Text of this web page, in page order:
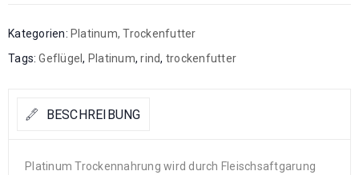
Kategorien: Platinum,Trockenfutter
Tags: Geflügel, Platinum,rind, trockenfutter
BESCHREIBUNG
Platinum Trockennahrung wird durch Fleischsaftgarung